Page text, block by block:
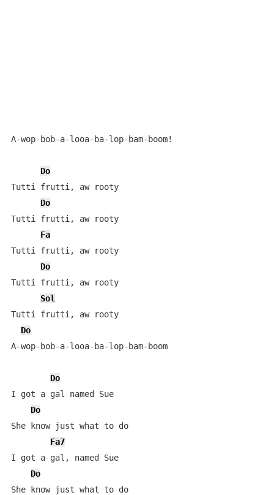
A-wop-bob-a-looa-ba-lop-bam-boom!
Do
Tutti frutti, aw rooty
Do
Tutti frutti, aw rooty
Fa
Tutti frutti, aw rooty
Do
Tutti frutti, aw rooty
Sol
Tutti frutti, aw rooty
Do
A-wop-bob-a-looa-ba-lop-bam-boom
Do
I got a gal named Sue
Do
She know just what to do
Fa7
I got a gal, named Sue
Do
She know just what to do